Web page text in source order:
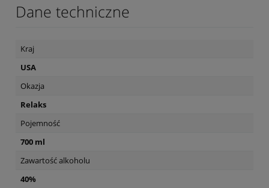
Dane techniczne
Kraj
USA
Okazja
Relaks
Pojemność
700 ml
Zawartość alkoholu
40%